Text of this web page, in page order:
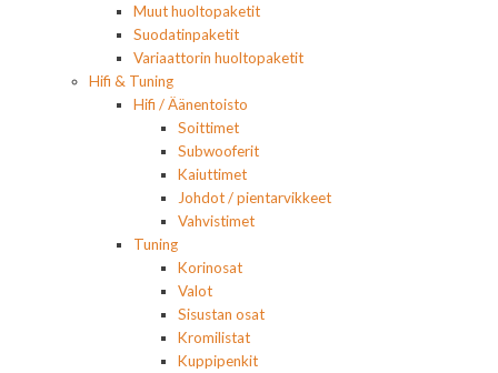
Muut huoltopaketit
Suodatinpaketit
Variaattorin huoltopaketit
Hifi & Tuning
Hifi / Äänentoisto
Soittimet
Subwooferit
Kaiuttimet
Johdot / pientarvikkeet
Vahvistimet
Tuning
Korinosat
Valot
Sisustan osat
Kromilistat
Kuppipenkit